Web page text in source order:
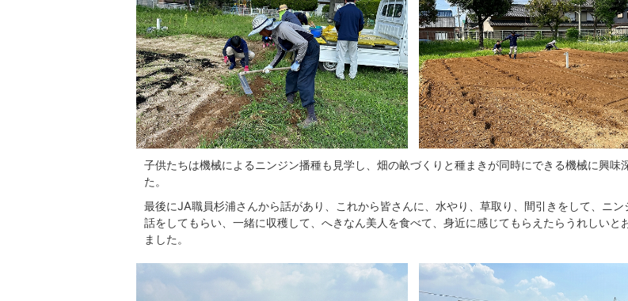
子供たちは機械によるニンジン播種も見学し、畑の畝づくりと種まきが同時にできる機械に興味
た。
最後にJA職員杉浦さんから話があり、これから皆さんに、水やり、草取り、間引きをして、ニン
話をしてもらい、一緒に収穫して、へきなん美人を食べて、身近に感じてもらえたらうれしいと
ました。